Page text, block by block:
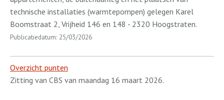
technische installaties (warmtepompen) gelegen Karel
Boomstraat 2, Vrijheid 146 en 148 - 2320 Hoogstraten.
Publicatiedatum: 25/03/2026
Overzicht punten
Zitting van CBS van maandag 16 maart 2026.